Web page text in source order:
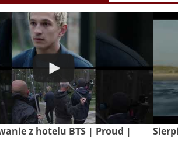
z hotelu BTS | Proud |